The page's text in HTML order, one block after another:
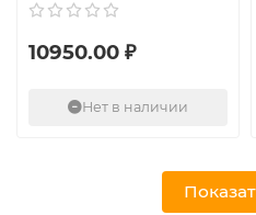
10950.00 ₽
Нет в наличии